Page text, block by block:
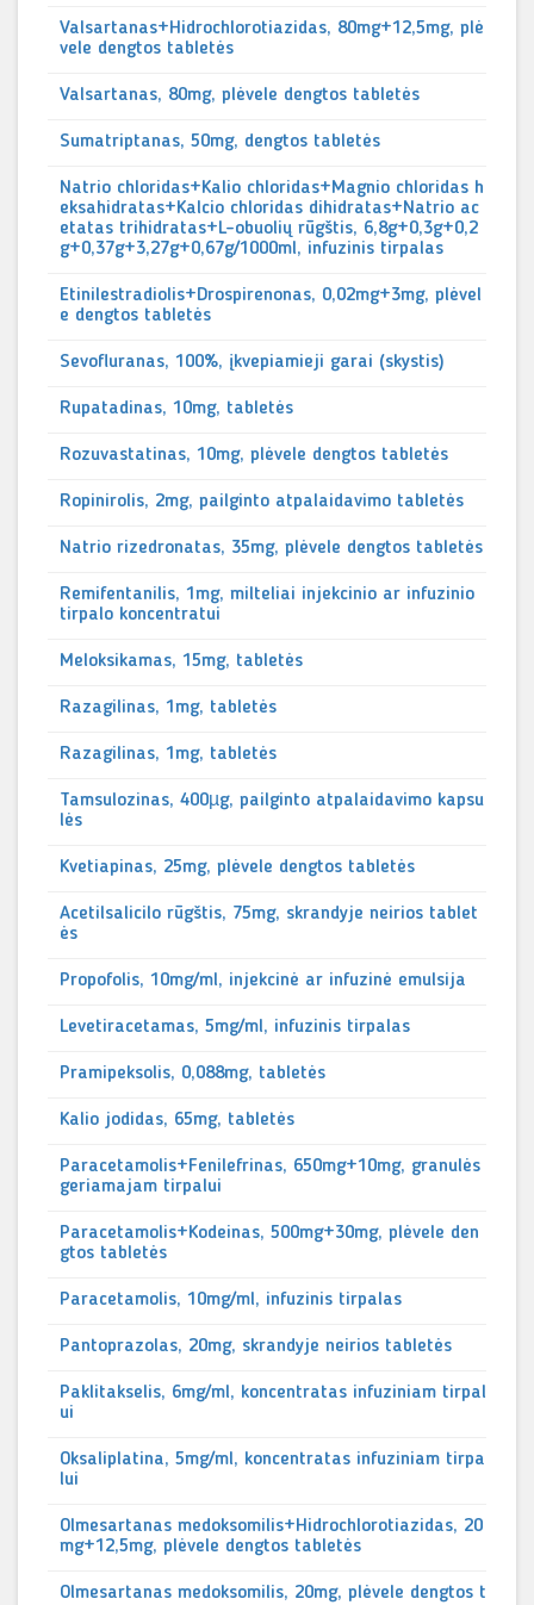
Valsartanas+Hidrochlorotiazidas, 80mg+12,5mg, plė
vele dengtos tabletės
Valsartanas, 80mg, plėvele dengtos tabletės
Sumatriptanas, 50mg, dengtos tabletės
Natrio chloridas+Kalio chloridas+Magnio chloridas h
eksahidratas+Kalcio chloridas dihidratas+Natrio ac
etatas trihidratas+L-obuolių rūgštis, 6,8g+0,3g+0,2
g+0,37g+3,27g+0,67g/1000ml, infuzinis tirpalas
Etinilestradiolis+Drospirenonas, 0,02mg+3mg, plėvel
e dengtos tabletės
Sevofluranas, 100%, įkvepiamieji garai (skystis)
Rupatadinas, 10mg, tabletės
Rozuvastatinas, 10mg, plėvele dengtos tabletės
Ropinirolis, 2mg, pailginto atpalaidavimo tabletės
Natrio rizedronatas, 35mg, plėvele dengtos tabletės
Remifentanilis, 1mg, milteliai injekcinio ar infuzinio
tirpalo koncentratui
Meloksikamas, 15mg, tabletės
Razagilinas, 1mg, tabletės
Razagilinas, 1mg, tabletės
Tamsulozinas, 400µg, pailginto atpalaidavimo kapsu
lės
Kvetiapinas, 25mg, plėvele dengtos tabletės
Acetilsalicilo rūgštis, 75mg, skrandyje neirios tablet
ės
Propofolis, 10mg/ml, injekcinė ar infuzinė emulsija
Levetiracetamas, 5mg/ml, infuzinis tirpalas
Pramipeksolis, 0,088mg, tabletės
Kalio jodidas, 65mg, tabletės
Paracetamolis+Fenilefrinas, 650mg+10mg, granulės
geriamajam tirpalui
Paracetamolis+Kodeinas, 500mg+30mg, plėvele den
gtos tabletės
Paracetamolis, 10mg/ml, infuzinis tirpalas
Pantoprazolas, 20mg, skrandyje neirios tabletės
Paklitakselis, 6mg/ml, koncentratas infuziniam tirpal
ui
Oksaliplatina, 5mg/ml, koncentratas infuziniam tirpa
lui
Olmesartanas medoksomilis+Hidrochlorotiazidas, 20
mg+12,5mg, plėvele dengtos tabletės
Olmesartanas medoksomilis, 20mg, plėvele dengtos t